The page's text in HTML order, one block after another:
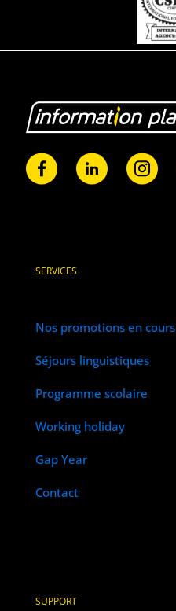
SERVICES
Nos promotions en cours
Séjours linguistiques
Programme scolaire
Working holiday
Gap Year
Contact
SUPPORT